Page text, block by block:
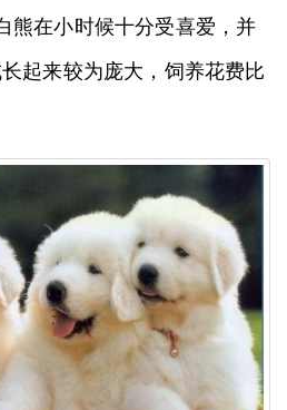
熊在小时候十分受喜爱，并
起来较为庞大，饲养花费比